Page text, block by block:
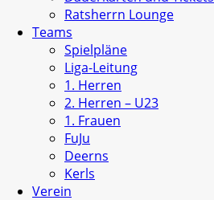
Ratsherrn Lounge
Teams
Spielpläne
Liga-Leitung
1. Herren
2. Herren – U23
1. Frauen
FuJu
Deerns
Kerls
Verein